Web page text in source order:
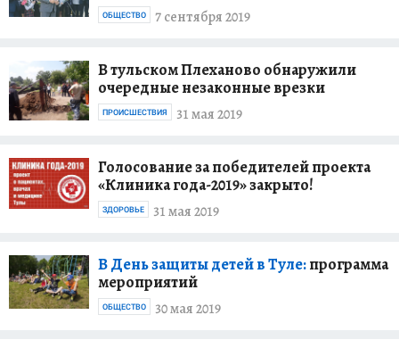
7 сентября 2019
ОБЩЕСТВО
В тульском Плеханово обнаружили
очередные незаконные врезки
31 мая 2019
ПРОИСШЕСТВИЯ
Голосование за победителей проекта
«Клиника года-2019» закрыто!
31 мая 2019
ЗДОРОВЬЕ
В День защиты детей в Туле:программа
мероприятий
30 мая 2019
ОБЩЕСТВО